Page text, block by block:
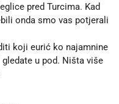
pred Turcima. Kad
onda smo vas potjerali
koji eurić ko najamnine
u pod. Ništa više